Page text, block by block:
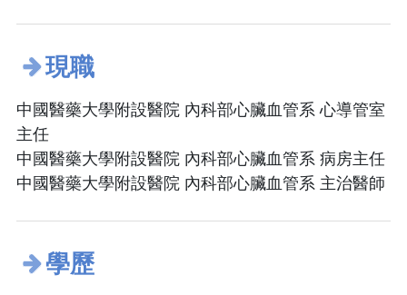
現職
中國醫藥大學附設醫院 內科部心臟血管系 心導管室
主任
中國醫藥大學附設醫院 內科部心臟血管系 病房主任
中國醫藥大學附設醫院 內科部心臟血管系 主治醫師
學歷